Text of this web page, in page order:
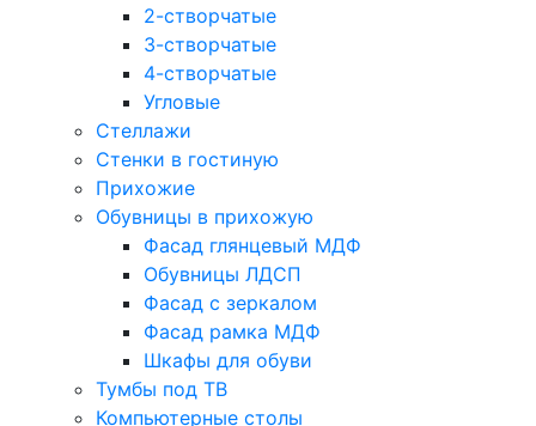
2-створчатые
3-створчатые
4-створчатые
Угловые
Стеллажи
Стенки в гостиную
Прихожие
Обувницы в прихожую
Фасад глянцевый МДФ
Обувницы ЛДСП
Фасад с зеркалом
Фасад рамка МДФ
Шкафы для обуви
Тумбы под ТВ
Компьютерные столы